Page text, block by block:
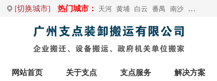
[切换城市] 热门城市： 天河 黄埔 白云 番禺 南沙 荔湾
网站首页 关于支点 支点服务
解决方案